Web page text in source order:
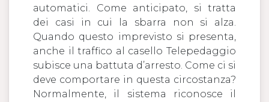
automatici. Come anticipato, si tratta
dei casi in cui la sbarra non si alza.
Quando questo imprevisto si presenta,
anche il traffico al casello Telepedaggio
subisce una battuta d’arresto. Come ci si
deve comportare in questa circostanza?
Normalmente, il sistema riconosce il